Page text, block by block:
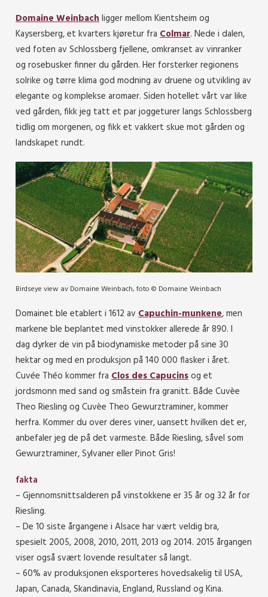
Domaine Weinbachligger mellom Kientsheim og
Kaysersberg, et kvarters kjøretur fra Colmar. Nede i dalen,
ved foten av Schlossberg fjellene, omkranset av vinranker
og rosebusker finner du gården. Her forsterker regionens
solrike og tørre klima god modning av druene og utvikling av
elegante og komplekse aromaer. Siden hotellet vårt var like
ved gården, fikk jeg tatt et par joggeturer langs Schlossberg
tidlig om morgenen, og fikk et vakkert skue mot gården og
landskapet rundt.
Birdseye view av Domaine Weinbach, foto © Domaine Weinbach
Domainet ble etablert i 1612 av Capuchin-munkene, men
markene ble beplantet med vinstokker allerede år 890. I
dag dyrker de vin på biodynamiske metoder på sine 30
hektar og med en produksjon på 140 000 flasker i året.
Cuvée Théo kommer fra Clos des Capucinsog et
jordsmonn med sand og småstein fra granitt. Både Cuvèe
Theo Riesling og Cuvèe Theo Gewurztraminer, kommer
herfra. Kommer du over deres viner, uansett hvilken det er,
anbefaler jeg de på det varmeste. Både Riesling, såvel som
Gewurztraminer, Sylvaner eller Pinot Gris!
fakta
– Gjennomsnittsalderen på vinstokkene er 35 år og 32 år for
Riesling.
– De 10 siste årgangene i Alsace har vært veldig bra,
spesielt 2005, 2008, 2010, 2011, 2013 og 2014. 2015 årgangen
viser også svært lovende resultater så langt.
– 60% av produksjonen eksporteres hovedsakelig til USA,
Japan, Canada, Skandinavia, England, Russland og Kina.